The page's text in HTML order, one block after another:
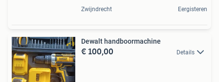
Zwijndrecht Eergisteren
Dewalt handboormachine
€ 100,00 Details